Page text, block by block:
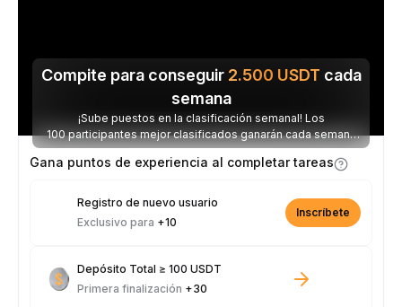
Compite para conseguir 2.500 USDT cada
semana
¡Sube puestos en la clasificación semanal! Los
100 participantes mejor clasificados ganarán cada semana
parte de los 2.500 USDT disponibles.
Gana puntos de experiencia al completar tareas
Registro de nuevo usuario
Exclusivo para +10
Inscríbete
Depósito Total ≥ 100 USDT
Primera finalización +30